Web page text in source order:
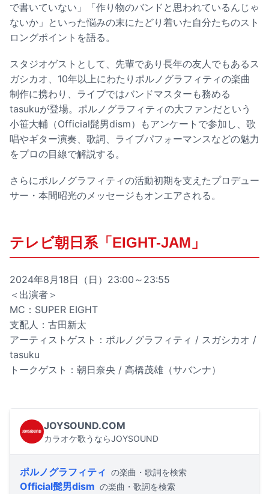
で書いていない」「作り物のバンドと思われているんじゃ
ないか」といった悩みの末にたどり着いた自分たちのスト
ロングポイントを語る。
スタジオゲストとして、先輩であり長年の友人でもあるス
ガシカオ、10年以上にわたりポルノグラフィティの楽曲
制作に携わり、ライブではバンドマスターも務める
tasukuが登場。ポルノグラフィティの大ファンだという
小笹大輔（Official髭男dism）もアンケートで参加し、歌
唱やギター演奏、歌詞、ライブパフォーマンスなどの魅力
をプロの目線で解説する。
さらにポルノグラフィティの活動初期を支えたプロデュー
サー・本間昭光のメッセージもオンエアされる。
テレビ朝日系「EIGHT-JAM」
2024年8月18日（日）23:00～23:55
＜出演者＞
MC：SUPER EIGHT
支配人：古田新太
アーティストゲスト：ポルノグラフィティ / スガシカオ /
tasuku
トークゲスト：朝日奈央 / 高橋茂雄（サバンナ）
JOYSOUND.COM
カラオケ歌うならJOYSOUND
ポルノグラフィティ の楽曲・歌詞を検索
Official髭男dism の楽曲・歌詞を検索